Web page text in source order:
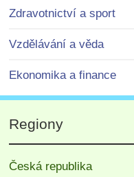
Zdravotnictví a sport
Vzdělávání a věda
Ekonomika a finance
Regiony
Česká republika